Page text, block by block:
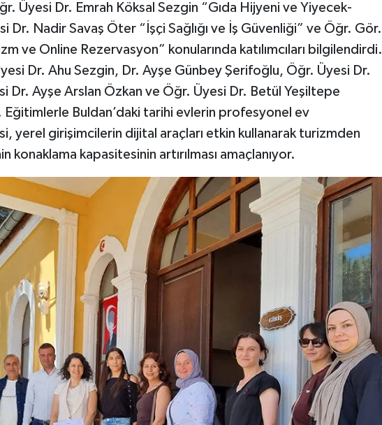
Üyesi Dr. Emrah Köksal Sezgin “Gıda Hijyeni ve Yiyecek-
Dr. Nadir Savaş Öter “İşçi Sağlığı ve İş Güvenliği” ve Öğr. Gör.
ve Online Rezervasyon” konularında katılımcıları bilgilendirdi.
Dr. Ahu Sezgin, Dr. Ayşe Günbey Şerifoğlu, Öğr. Üyesi Dr.
Dr. Ayşe Arslan Özkan ve Öğr. Üyesi Dr. Betül Yeşiltepe
Eğitimlerle Buldan’daki tarihi evlerin profesyonel ev
yerel girişimcilerin dijital araçları etkin kullanarak turizmden
konaklama kapasitesinin artırılması amaçlanıyor.